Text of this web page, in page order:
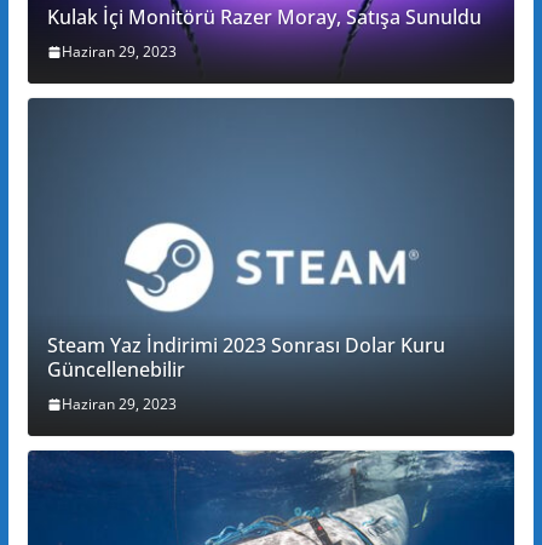
Kulak İçi Monitörü Razer Moray, Satışa Sunuldu
Haziran 29, 2023
Steam Yaz İndirimi 2023 Sonrası Dolar Kuru
Güncellenebilir
Haziran 29, 2023